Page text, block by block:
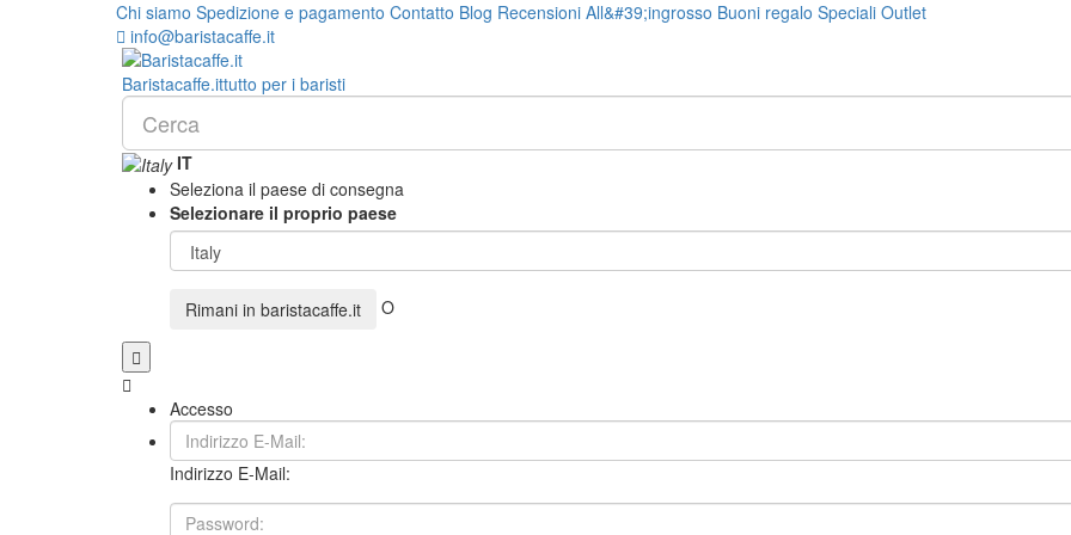
Chi siamo Spedizione e pagamento Contatto Blog Recensioni All&#39;ingrosso Buoni regalo Speciali Outlet
info@baristacaffe.it
Baristacaffe.ittutto per i baristi
IT
Seleziona il paese di consegna
Selezionare il proprio paese
Rimani in baristacaffe.it O
Accesso
Indirizzo E-Mail: